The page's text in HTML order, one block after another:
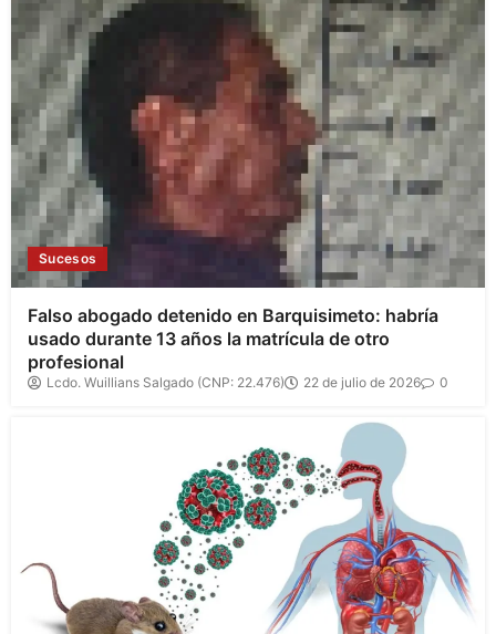
Sucesos
Falso abogado detenido en Barquisimeto: habría
usado durante 13 años la matrícula de otro
profesional
Lcdo. Wuillians Salgado (CNP: 22.476) 22 de julio de 2026 0